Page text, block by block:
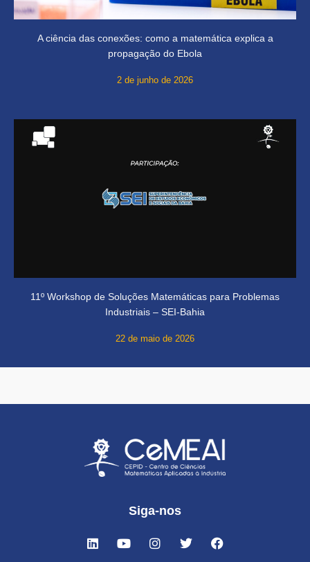
A ciência das conexões: como a matemática explica a
propagação do Ebola
2 de junho de 2026
11º Workshop de Soluções Matemáticas para Problemas
Industriais – SEI-Bahia
22 de maio de 2026
Siga-nos